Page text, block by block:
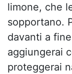
limone, che
sopportano.
davanti a
aggiungerai
proteggerai